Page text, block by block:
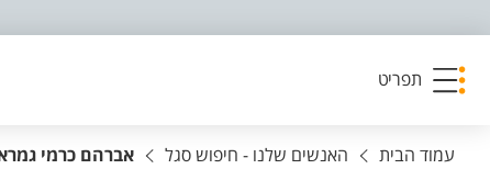
תפריט
עמוד הבית האנשים שלנו - חיפוש סגל אברהם כרמי